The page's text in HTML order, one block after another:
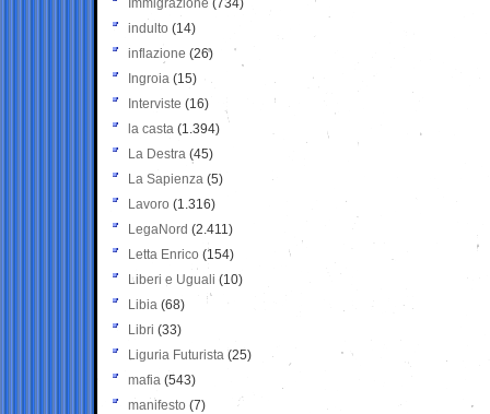
Immigrazione (734)
indulto (14)
inflazione (26)
Ingroia (15)
Interviste (16)
la casta (1.394)
La Destra (45)
La Sapienza (5)
Lavoro (1.316)
LegaNord (2.411)
Letta Enrico (154)
Liberi e Uguali (10)
Libia (68)
Libri (33)
Liguria Futurista (25)
mafia (543)
manifesto (7)